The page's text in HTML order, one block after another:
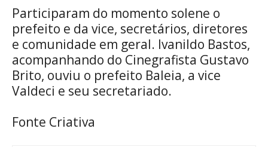
Participaram do momento solene o
prefeito e da vice, secretários, diretores
e comunidade em geral. Ivanildo Bastos,
acompanhando do Cinegrafista Gustavo
Brito, ouviu o prefeito Baleia, a vice
Valdeci e seu secretariado.
Fonte Criativa